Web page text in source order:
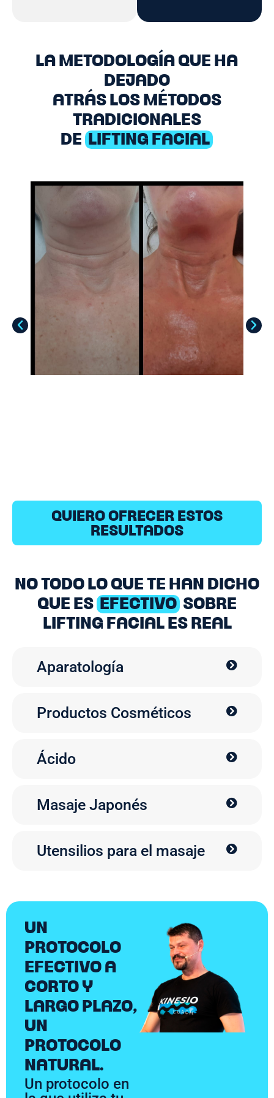
LA METODOLOGÍA QUE HA
DEJADO
ATRÁS LOS MÉTODOS
TRADICIONALES
DE LIFTING FACIAL
QUIERO OFRECER ESTOS
RESULTADOS
NO TODO LO QUE TE HAN DICHO
QUE ES EFECTIVO SOBRE
LIFTING FACIAL ES REAL
Aparatología
Productos Cosméticos
Ácido
Masaje Japonés
Utensilios para el masaje
UN
PROTOCOLO
EFECTIVO A
CORTO Y
LARGO PLAZO,
UN
PROTOCOLO
NATURAL.
Un protocolo en